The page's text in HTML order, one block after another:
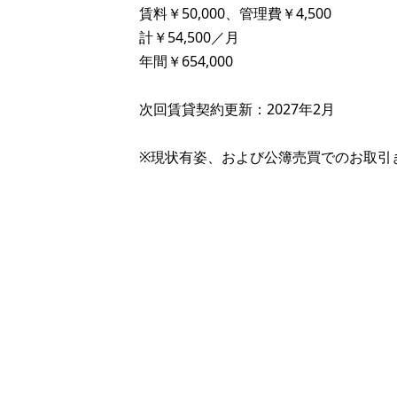
賃料￥50,000、管理費￥4,500
計￥54,500／月
年間￥654,000
次回賃貸契約更新：2027年2月
※現状有姿、および公簿売買でのお取引